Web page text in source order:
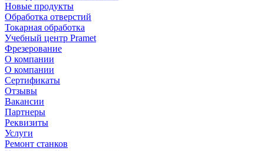
Новые продукты
Обработка отверстий
Токарная обработка
Учебный центр Pramet
Фрезерование
О компании
О компании
Сертификаты
Отзывы
Вакансии
Партнеры
Реквизиты
Услуги
Ремонт станков